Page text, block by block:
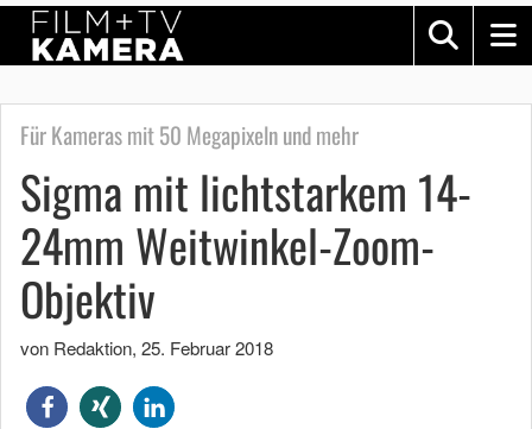
Für Kameras mit 50 Megapixeln und mehr
Sigma mit lichtstarkem 14-
24mm Weitwinkel-Zoom-
Objektiv
von Redaktion, 25. Februar 2018